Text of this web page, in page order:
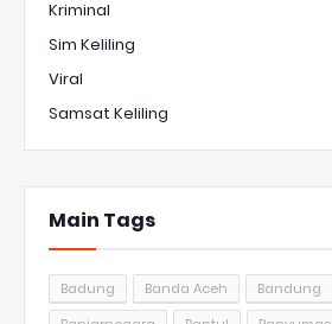
Kriminal
Sim Keliling
Viral
Samsat Keliling
Main Tags
Badung Banda Aceh Bandung